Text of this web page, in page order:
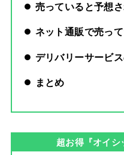
売っていると予想
ネット通販で売っ
デリバリーサービ
まとめ
超お得『オイシ